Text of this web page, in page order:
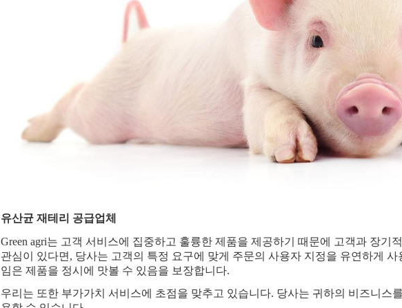
유산균 재테리 공급업체
Green agri는 고객 서비스에 집중하고 훌륭한 제품을 제공하기 때문에 고객과 장기
관심이 있다면, 당사는 고객의 특정 요구에 맞게 주문의 사용자 지정을 유연하게
임은 제품을 정시에 맛볼 수 있음을 보장합니다.
우리는 또한 부가가치 서비스에 초점을 맞추고 있습니다. 당사는 귀하의 비즈니스